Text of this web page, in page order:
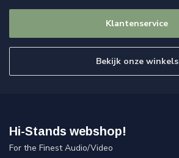
Klantenservice
Bekijk onze winkels
Hi-Stands webshop!
For the Finest Audio/Video